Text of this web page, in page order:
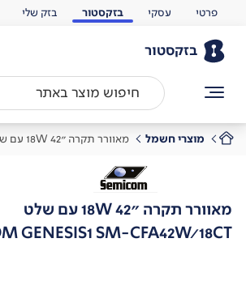
פרטי עסקי בזקסטור בזק שלי
בזקסטור
מוצרי חשמל מאוורר תקרה "18W 42 עם שלט
מאוורר תקרה "18W 42 עם שלט
GENESIS1 SM-CFA42W/18CT